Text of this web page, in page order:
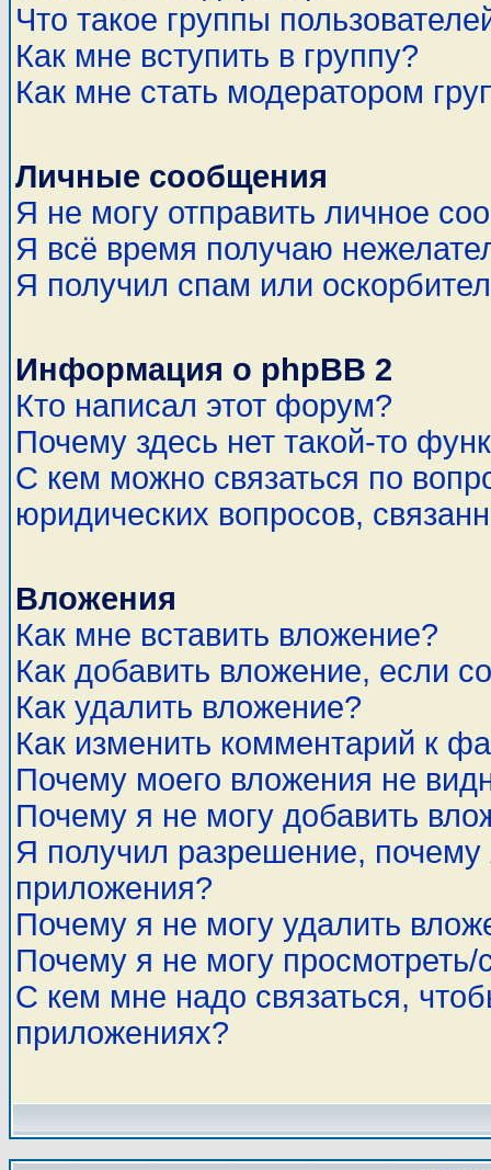
Что такое группы
Как мне вступить в группу?
Как мне стать модератором
Личные сообщения
Я не могу отправить личное
Я всё время получаю
Я получил спам или
Информация о phpBB 2
Кто написал этот форум?
Почему здесь нет такой-то
С кем можно связаться по
юридических вопросов,
Вложения
Как мне вставить вложение?
Как добавить вложение, если
Как удалить вложение?
Как изменить комментарий к
Почему моего вложения не
Почему я не могу добавить
Я получил разрешение,
приложения?
Почему я не могу удалить
Почему я не могу просмотреть/
С кем мне надо связаться,
приложениях?